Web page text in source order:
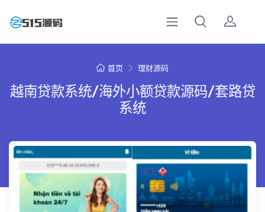
首页 理财源码
越南贷款系统/海外小额贷款源码/套路贷
系统